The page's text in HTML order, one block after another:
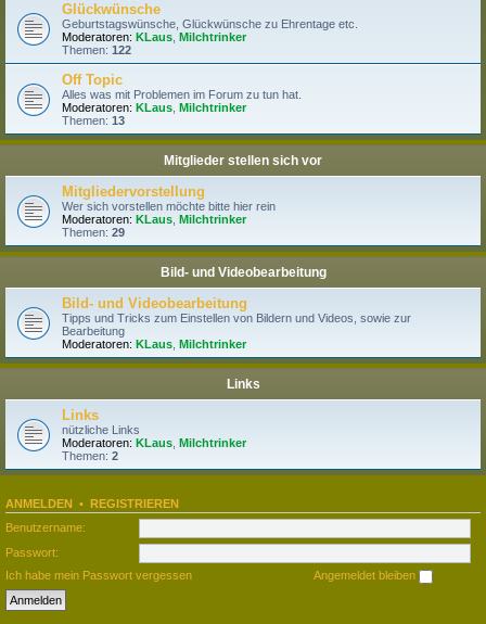
Glückwünsche
Geburtstagswünsche, Glückwünsche zu Ehrentage etc.
Moderatoren: KLaus Milchtrinker
Themen: 122
Off Topic
Alles was mit Problemen im Forum zu tun hat.
Moderatoren: KLaus Milchtrinker
Themen: 13
Mitglieder stellen sich vor
Mitgliedervorstellung
Wer sich vorstellen möchte bitte hier rein
Moderatoren: KLaus Milchtrinker
Themen: 29
Bild- und Videobearbeitung
Bild- und Videobearbeitung
Tipps und Tricks zum Einstellen von Bildern und Videos, sowie zur
Bearbeitung
Moderatoren: KLaus Milchtrinker
Links
Links
nützliche Links
Moderatoren: KLaus Milchtrinker
Themen: 2
ANMELDEN • REGISTRIEREN
Benutzername:
Passwort:
Ich habe mein Passwort vergessen
Angemeldet bleiben